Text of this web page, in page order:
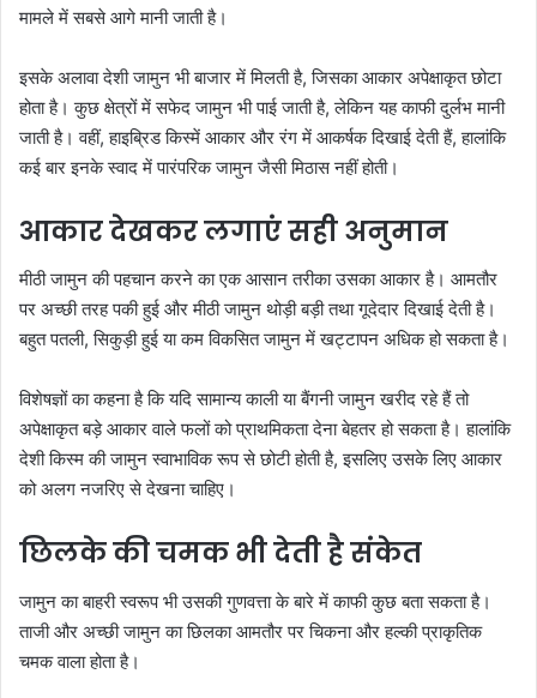
मामले में सबसे आगे मानी जाती है।
इसके अलावा देशी जामुन भी बाजार में मिलती है, जिसका आकार अपेक्षाकृत छोटा
होता है। कुछ क्षेत्रों में सफेद जामुन भी पाई जाती है, लेकिन यह काफी दुर्लभ मानी
जाती है। वहीं, हाइब्रिड किस्में आकार और रंग में आकर्षक दिखाई देती हैं, हालांकि
कई बार इनके स्वाद में पारंपरिक जामुन जैसी मिठास नहीं होती।
आकार देखकर लगाएं सही अनुमान
मीठी जामुन की पहचान करने का एक आसान तरीका उसका आकार है। आमतौर
पर अच्छी तरह पकी हुई और मीठी जामुन थोड़ी बड़ी तथा गूदेदार दिखाई देती है।
बहुत पतली, सिकुड़ी हुई या कम विकसित जामुन में खट्टापन अधिक हो सकता है।
विशेषज्ञों का कहना है कि यदि सामान्य काली या बैंगनी जामुन खरीद रहे हैं तो
अपेक्षाकृत बड़े आकार वाले फलों को प्राथमिकता देना बेहतर हो सकता है। हालांकि
देशी किस्म की जामुन स्वाभाविक रूप से छोटी होती है, इसलिए उसके लिए आकार
को अलग नजरिए से देखना चाहिए।
छिलके की चमक भी देती है संकेत
जामुन का बाहरी स्वरूप भी उसकी गुणवत्ता के बारे में काफी कुछ बता सकता है।
ताजी और अच्छी जामुन का छिलका आमतौर पर चिकना और हल्की प्राकृतिक
चमक वाला होता है।